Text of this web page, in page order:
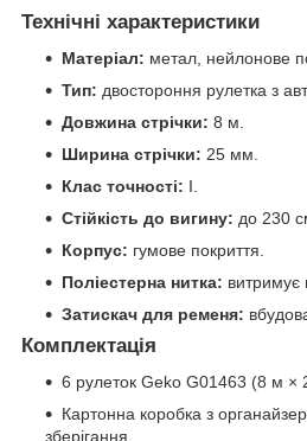
Технічні характеристики
Матеріал: метал, нейлонове
Тип: двостороння рулетка з
Довжина стрічки: 8 м.
Ширина стрічки: 25 мм.
Клас точності: I.
Стійкість до вигину: до 230
Корпус: гумове покриття.
Поліестерна нитка: витримує
Затискач для ременя:
Комплектація
6 рулеток Geko G01463 (8 м ×
Картонна коробка з
зберігання.